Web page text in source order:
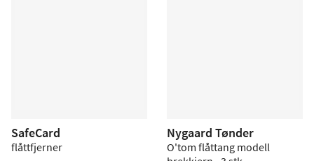
SafeCard
flåttfjerner
Nygaard Tønder
O'tom flåttang modell